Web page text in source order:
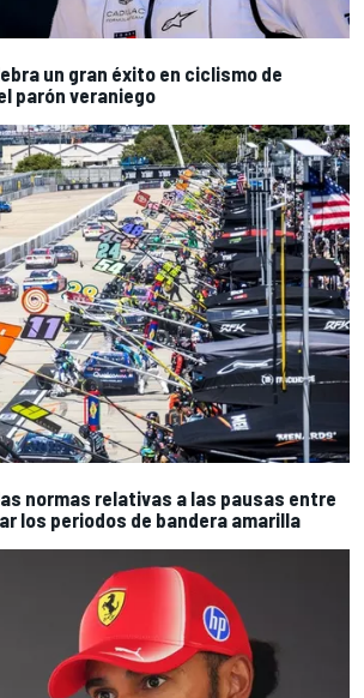
un gran éxito en ciclismo de
parón veraniego
normas relativas a las pausas entre
los periodos de bandera amarilla